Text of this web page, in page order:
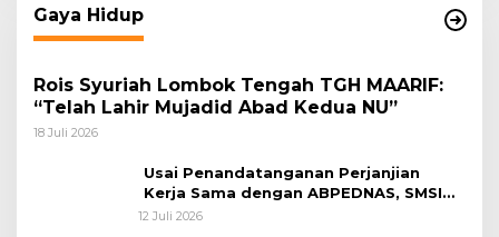
Gaya Hidup
Rois Syuriah Lombok Tengah TGH MAARIF:
“Telah Lahir Mujadid Abad Kedua NU”
18 Juli 2026
Usai Penandatanganan Perjanjian
Kerja Sama dengan ABPEDNAS, SMSI
Bergerak Bentuk Pokja News Room
12 Juli 2026